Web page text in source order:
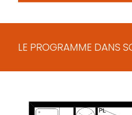
LE PROGRAMME DANS